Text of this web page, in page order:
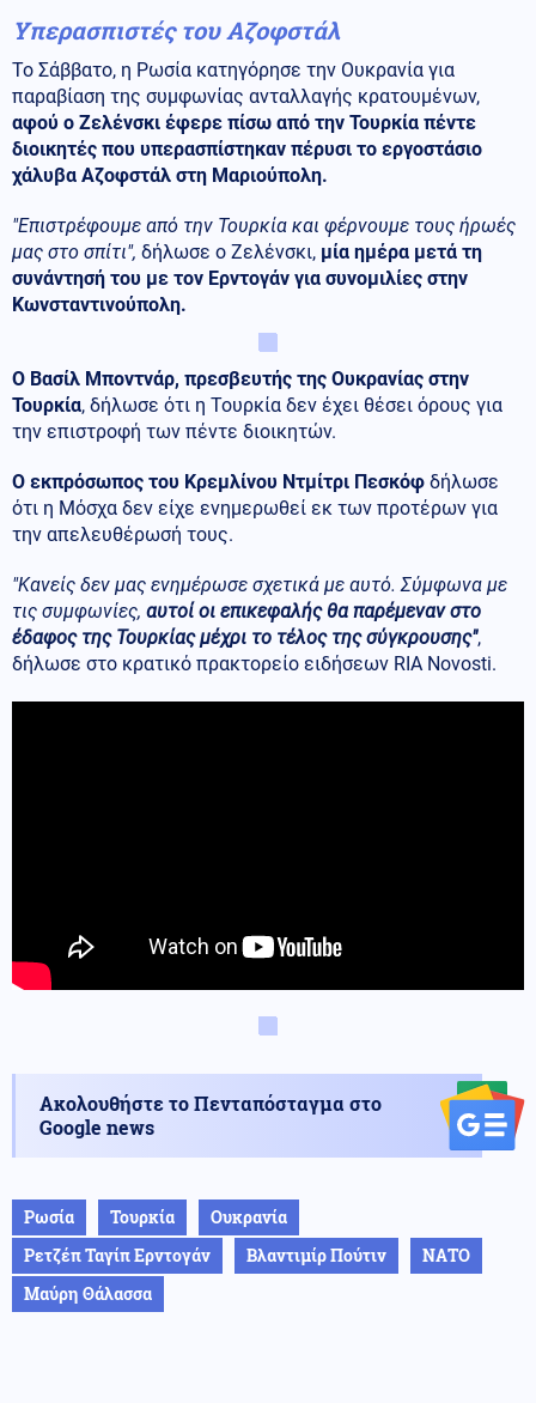
Υπερασπιστές του Αζοφστάλ
Το Σάββατο, η Ρωσία κατηγόρησε την Ουκρανία για
παραβίαση της συμφωνίας ανταλλαγής κρατουμένων,
αφού ο Ζελένσκι έφερε πίσω από την Τουρκία πέντε
διοικητές που υπερασπίστηκαν πέρυσι το εργοστάσιο
χάλυβα Αζοφστάλ στη Μαριούπολη.
"Επιστρέφουμε από την Τουρκία και φέρνουμε τους ήρωές
μας στο σπίτι", δήλωσε ο Ζελένσκι, μία ημέρα μετά τη
συνάντησή του με τον Ερντογάν για συνομιλίες στην
Κωνσταντινούπολη.
Ο Βασίλ Μποντνάρ, πρεσβευτής της Ουκρανίας στην
Τουρκία, δήλωσε ότι η Τουρκία δεν έχει θέσει όρους για
την επιστροφή των πέντε διοικητών.
Ο εκπρόσωπος του Κρεμλίνου Ντμίτρι Πεσκόφ δήλωσε
ότι η Μόσχα δεν είχε ενημερωθεί εκ των προτέρων για
την απελευθέρωσή τους.
"Κανείς δεν μας ενημέρωσε σχετικά με αυτό. Σύμφωνα με
τις συμφωνίες, αυτοί οι επικεφαλής θα παρέμεναν στο
έδαφος της Τουρκίας μέχρι το τέλος της σύγκρουσης",
δήλωσε στο κρατικό πρακτορείο ειδήσεων RIA Novosti.
Ακολουθήστε το Πενταπόσταγμα στο
Google news
Ρωσία Τουρκία
Ουκρανία
Ρετζέπ Ταγίπ Ερντογάν
Βλαντιμίρ Πούτιν
ΝΑΤΟ
Μαύρη Θάλασσα